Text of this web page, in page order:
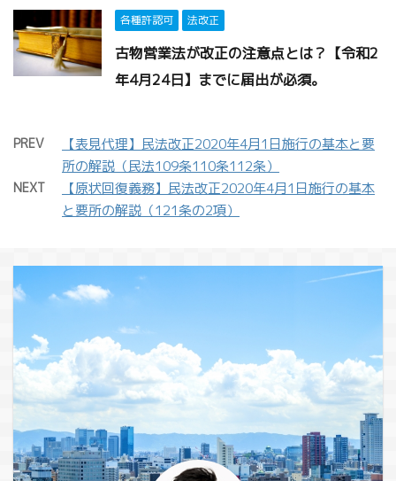
各種許認可 法改正
古物営業法が改正の注意点とは？【令和2
年4月24日】までに届出が必須。
PREV
【表見代理】民法改正2020年4月1日施行の基本と要
所の解説（民法109条110条112条）
NEXT
【原状回復義務】民法改正2020年4月1日施行の基本
と要所の解説（121条の2項）